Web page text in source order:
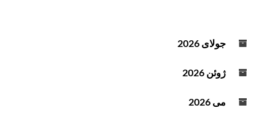
ه
و
جولای 2026
ژوئن 2026
می 2026